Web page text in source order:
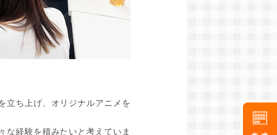
立ち上げ、オリジナルアニメを
な経験を積みたいと考えていま